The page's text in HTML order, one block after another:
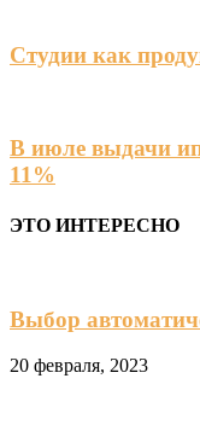
Студии как
В июле выдачи
11%
ЭТО ИНТЕРЕСНО
Выбор
20 февраля, 2023